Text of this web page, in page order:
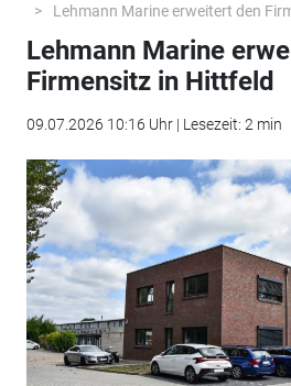
Lehmann Marine erweitert den
Lehmann Marine
Firmensitz in Hittfeld
09.07.2026 10:16 Uhr | Lesezeit: 2 min